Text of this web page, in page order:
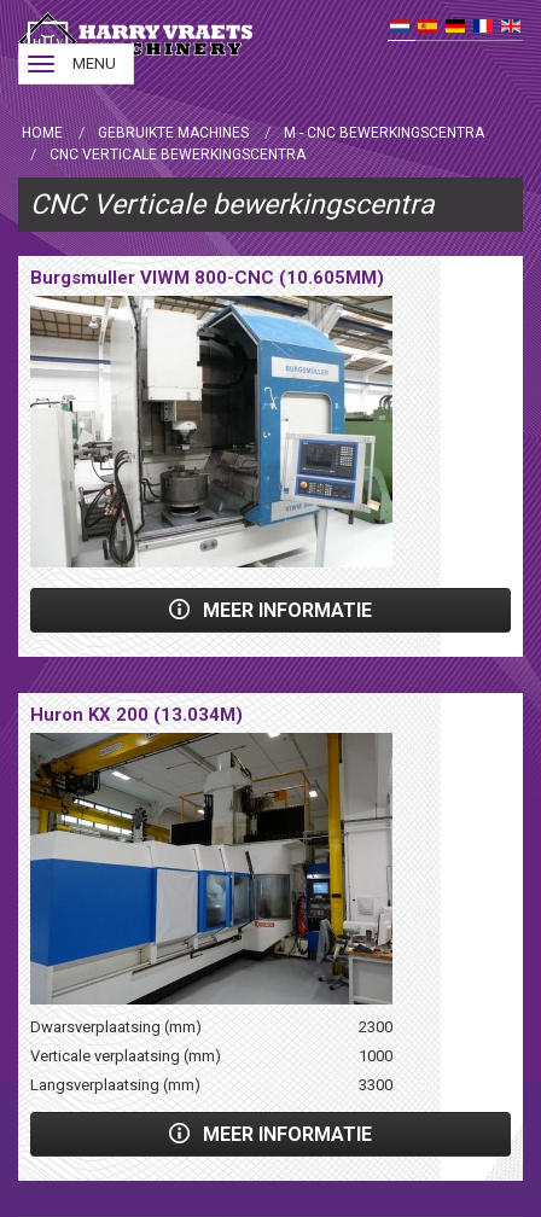
Toggle
navigation
MENU
HOME GEBRUIKTE MACHINES
M - CNC BEWERKINGSCENTRA
CNC VERTICALE BEWERKINGSCENTRA
CNC Verticale bewerkingscentra
Burgsmuller VIWM 800-CNC (10.605MM)
MEER INFORMATIE
Huron KX 200 (13.034M)
Dwarsverplaatsing (mm)
2300
Verticale verplaatsing (mm)
1000
Langsverplaatsing (mm)
3300
MEER INFORMATIE